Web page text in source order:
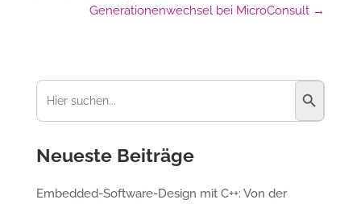
Generationenwechsel bei MicroConsult →
Suchen
nach:
Neueste Beiträge
Embedded-Software-Design mit C++: Von der